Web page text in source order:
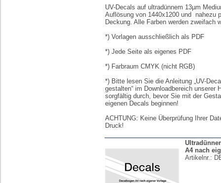
UV-Decals auf ultradünnem 13µm
Auflösung von 1440x1200 und nahezu
Deckung. Alle Farben werden zweifach
*) Vorlagen ausschließlich als PDF
*) Jede Seite als eigenes PDF
*) Farbraum CMYK (nicht RGB)
*) Bitte lesen Sie die Anleitung „UV-
gestalten“ im Downloadbereich unserer
sorgfältig durch, bevor Sie mit der
eigenen Decals beginnen!
ACHTUNG: Keine Überprüfung Ihrer
Druck!
A4 nach
Artikelnr.: